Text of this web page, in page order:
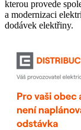
kterou provede
a modernizaci
dodávek elektřiny.